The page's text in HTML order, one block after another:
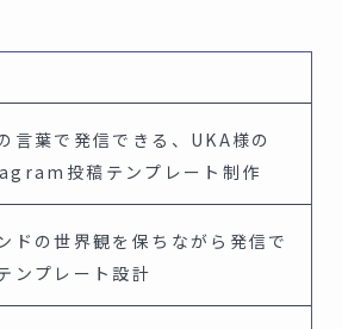
言葉で発信できる、UKA様の
投稿テンプレート制作
ドの世界観を保ちながら発信で
ンプレート設計